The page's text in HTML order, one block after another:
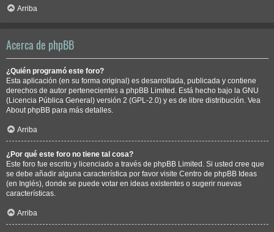
Arriba
Acerca de phpBB
¿Quién programó este foro?
Esta aplicación (en su forma original) es desarrollada, publicada y contiene
derechos de autor pertenecientes a phpBB Limited . Está hecho bajo la GNU
(Licencia Pública General) versión 2 (GPL-2.0) y es de libre distribución. Vea
About phpBB para más detalles.
Arriba
¿Por qué este foro no tiene tal cosa?
Este foro fue escrito y licenciado a través de phpBB Limited. Si usted cree que
se debe añadir alguna característica por favor visite Centro de phpBB Ideas
(en Inglés), donde se puede votar en ideas existentes o sugerir nuevas
características.
Arriba